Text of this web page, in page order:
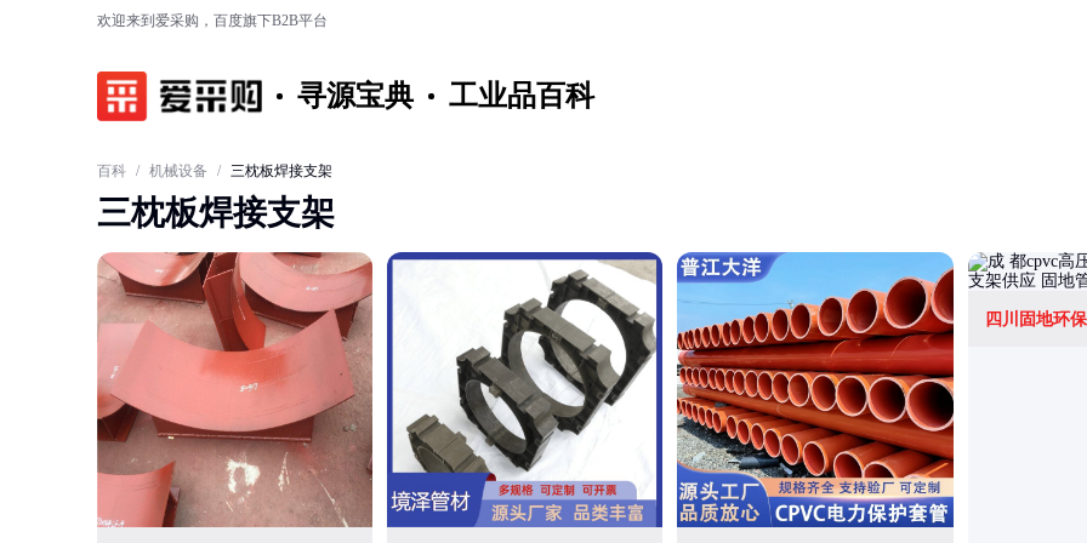
欢迎来到爱采购，百度旗下B2B平台
寻源宝典 工业品百科
百科 / 机械设备 / 三枕板焊接支架
三枕板焊接支架
四川固地环